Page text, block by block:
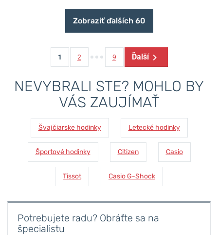
Zobraziť ďalších 60
1 2 9 Ďalší
NEVYBRALI STE? MOHLO BY
VÁS ZAUJÍMAŤ
Švajčiarske hodinky Letecké hodinky
Športové hodinky Citizen Casio
Tissot Casio G-Shock
Potrebujete radu? Obráťte sa na
špecialistu